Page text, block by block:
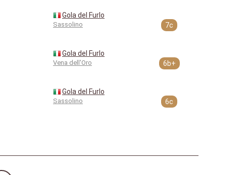
Gola del Furlo
Sassolino 7c
Gola del Furlo
Vena dell'Oro 6b+
Gola del Furlo
Sassolino 6c